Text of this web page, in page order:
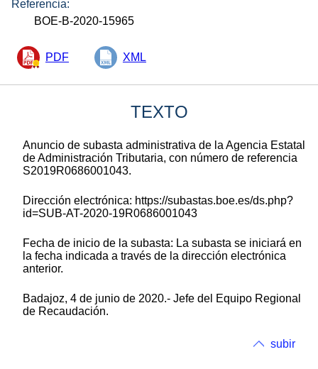
Referencia:
BOE-B-2020-15965
PDF XML
TEXTO
Anuncio de subasta administrativa de la Agencia Estatal
de Administración Tributaria, con número de referencia
S2019R0686001043.
Dirección electrónica: https://subastas.boe.es/ds.php?
id=SUB-AT-2020-19R0686001043
Fecha de inicio de la subasta: La subasta se iniciará en
la fecha indicada a través de la dirección electrónica
anterior.
Badajoz, 4 de junio de 2020.- Jefe del Equipo Regional
de Recaudación.
subir